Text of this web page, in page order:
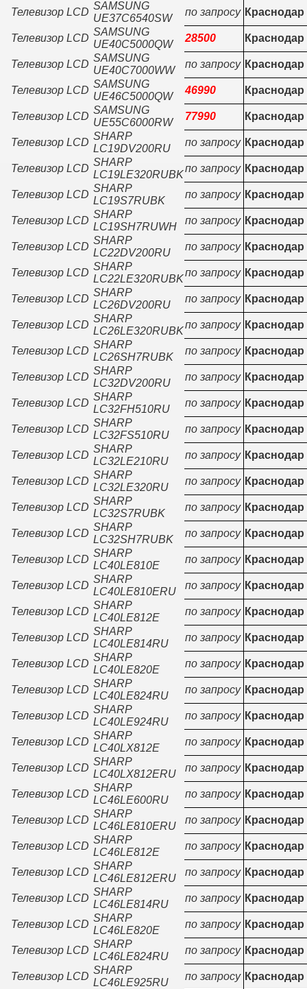
Телевизор LCD
SAMSUNG
UE37C6540SW
по запросу Краснодар
Телевизор LCD
SAMSUNG
UE40C5000QW
28500 Краснодар
Телевизор LCD
SAMSUNG
UE40C7000WW
по запросу Краснодар
Телевизор LCD
SAMSUNG
UE46C5000QW
46990 Краснодар
Телевизор LCD
SAMSUNG
UE55C6000RW
77990 Краснодар
Телевизор LCD
SHARP
LC19DV200RU
по запросу Краснодар
Телевизор LCD
SHARP
LC19LE320RUBK
по запросу Краснодар
Телевизор LCD
SHARP
LC19S7RUBK
по запросу Краснодар
Телевизор LCD
SHARP
LC19SH7RUWH
по запросу Краснодар
Телевизор LCD
SHARP
LC22DV200RU
по запросу Краснодар
Телевизор LCD
SHARP
LC22LE320RUBK
по запросу Краснодар
Телевизор LCD
SHARP
LC26DV200RU
по запросу Краснодар
Телевизор LCD
SHARP
LC26LE320RUBK
по запросу Краснодар
Телевизор LCD
SHARP
LC26SH7RUBK
по запросу Краснодар
Телевизор LCD
SHARP
LC32DV200RU
по запросу Краснодар
Телевизор LCD
SHARP
LC32FH510RU
по запросу Краснодар
Телевизор LCD
SHARP
LC32FS510RU
по запросу Краснодар
Телевизор LCD
SHARP
LC32LE210RU
по запросу Краснодар
Телевизор LCD
SHARP
LC32LE320RU
по запросу Краснодар
Телевизор LCD
SHARP
LC32S7RUBK
по запросу Краснодар
Телевизор LCD
SHARP
LC32SH7RUBK
по запросу Краснодар
Телевизор LCD
SHARP
LC40LE810E
по запросу Краснодар
Телевизор LCD
SHARP
LC40LE810ERU
по запросу Краснодар
Телевизор LCD
SHARP
LC40LE812E
по запросу Краснодар
Телевизор LCD
SHARP
LC40LE814RU
по запросу Краснодар
Телевизор LCD
SHARP
LC40LE820E
по запросу Краснодар
Телевизор LCD
SHARP
LC40LE824RU
по запросу Краснодар
Телевизор LCD
SHARP
LC40LE924RU
по запросу Краснодар
Телевизор LCD
SHARP
LC40LX812E
по запросу Краснодар
Телевизор LCD
SHARP
LC40LX812ERU
по запросу Краснодар
Телевизор LCD
SHARP
LC46LE600RU
по запросу Краснодар
Телевизор LCD
SHARP
LC46LE810ERU
по запросу Краснодар
Телевизор LCD
SHARP
LC46LE812E
по запросу Краснодар
Телевизор LCD
SHARP
LC46LE812ERU
по запросу Краснодар
Телевизор LCD
SHARP
LC46LE814RU
по запросу Краснодар
Телевизор LCD
SHARP
LC46LE820E
по запросу Краснодар
Телевизор LCD
SHARP
LC46LE824RU
по запросу Краснодар
Телевизор LCD
SHARP
LC46LE925RU
по запросу Краснодар